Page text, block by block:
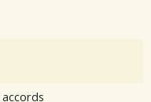
accords